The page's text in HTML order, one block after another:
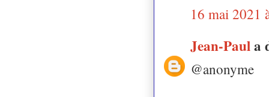
16 mai 2021
Jean-Paula
@anonyme